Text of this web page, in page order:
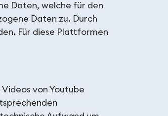
Daten, welche für den
Daten zu. Durch
Für diese Plattformen
von Youtube